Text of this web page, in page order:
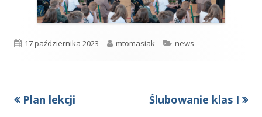
Opublikowano
17 października 2023 Autor
mtomasiak Kategorie
news
Nawigacja
Poprzedni
Plan lekcji
Następny
Ślubowanie klas I